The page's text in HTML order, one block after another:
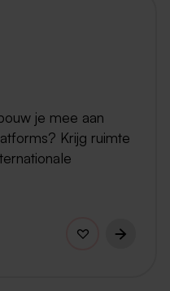
je mee aan
Krijg ruimte